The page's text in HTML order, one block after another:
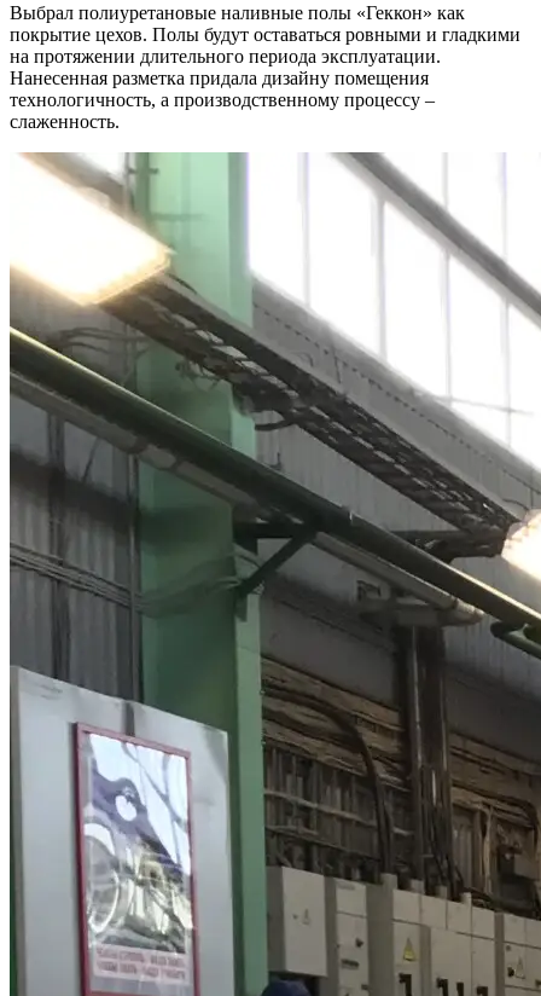
Выбрал полиуретановые наливные полы «Геккон» как
покрытие цехов. Полы будут оставаться ровными и гладкими
на протяжении длительного периода эксплуатации.
Нанесенная разметка придала дизайну помещения
технологичность, а производственному процессу –
слаженность.